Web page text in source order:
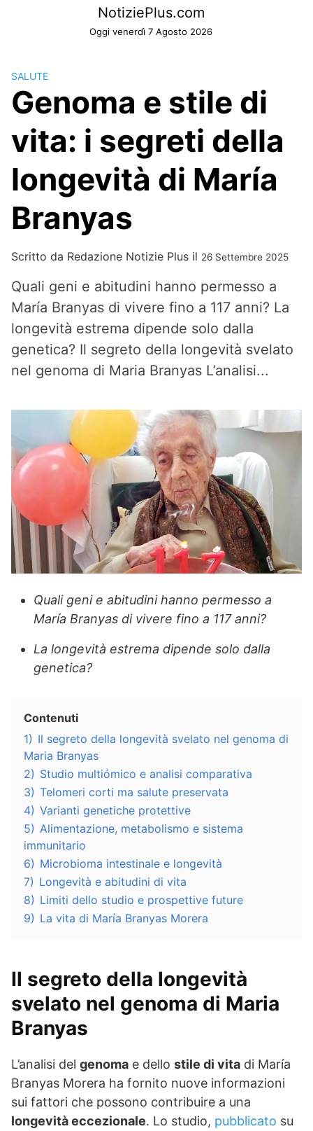
NotiziePlus.com
Oggi venerdì 7 Agosto 2026
SALUTE
Genoma e stile di
vita: i segreti della
longevità di María
Branyas
Scritto da Redazione Notizie Plus il 26 Settembre 2025
Quali geni e abitudini hanno permesso a
María Branyas di vivere fino a 117 anni? La
longevità estrema dipende solo dalla
genetica? Il segreto della longevità svelato
nel genoma di Maria Branyas L’analisi...
Quali geni e abitudini hanno permesso a
María Branyas di vivere fino a 117 anni?
La longevità estrema dipende solo dalla
genetica?
Contenuti
1) Il segreto della longevità svelato nel genoma di
Maria Branyas
2) Studio multiómico e analisi comparativa
3) Telomeri corti ma salute preservata
4) Varianti genetiche protettive
5) Alimentazione, metabolismo e sistema
immunitario
6) Microbioma intestinale e longevità
7) Longevità e abitudini di vita
8) Limiti dello studio e prospettive future
9) La vita di María Branyas Morera
Il segreto della longevità
svelato nel genoma di Maria
Branyas
L’analisi del genoma e dello stile di vita di María
Branyas Morera ha fornito nuove informazioni
sui fattori che possono contribuire a una
longevità eccezionale. Lo studio, pubblicato su